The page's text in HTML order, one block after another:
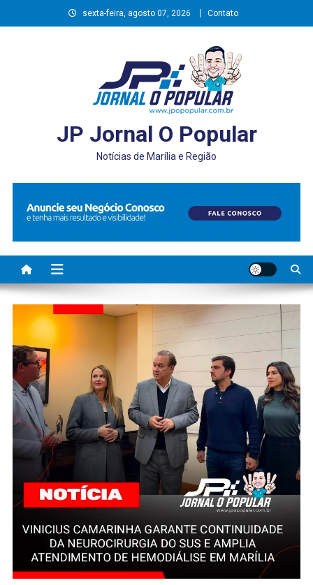
to
sexta-feira, agosto 07, 2026 Contato
JP Jornal O Popular
Notícias de Marília e Região